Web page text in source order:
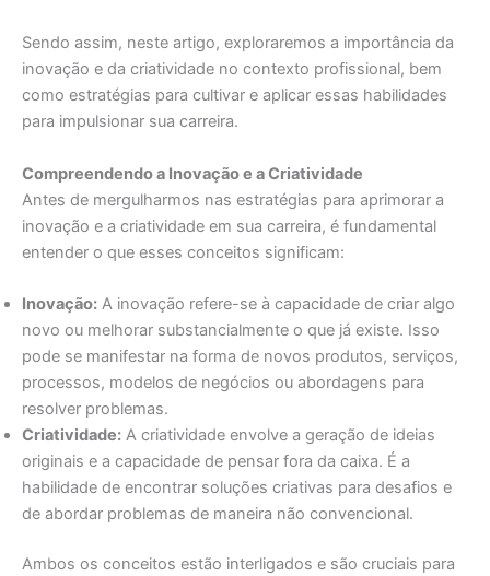
Sendo assim, neste artigo, exploraremos a importância da
inovação e da criatividade no contexto profissional, bem
como estratégias para cultivar e aplicar essas habilidades
para impulsionar sua carreira.
Compreendendo a Inovação e a Criatividade
Antes de mergulharmos nas estratégias para aprimorar a
inovação e a criatividade em sua carreira, é fundamental
entender o que esses conceitos significam:
Inovação: A inovação refere-se à capacidade de criar algo
novo ou melhorar substancialmente o que já existe. Isso
pode se manifestar na forma de novos produtos, serviços,
processos, modelos de negócios ou abordagens para
resolver problemas.
Criatividade: A criatividade envolve a geração de ideias
originais e a capacidade de pensar fora da caixa. É a
habilidade de encontrar soluções criativas para desafios e
de abordar problemas de maneira não convencional.
Ambos os conceitos estão interligados e são cruciais para